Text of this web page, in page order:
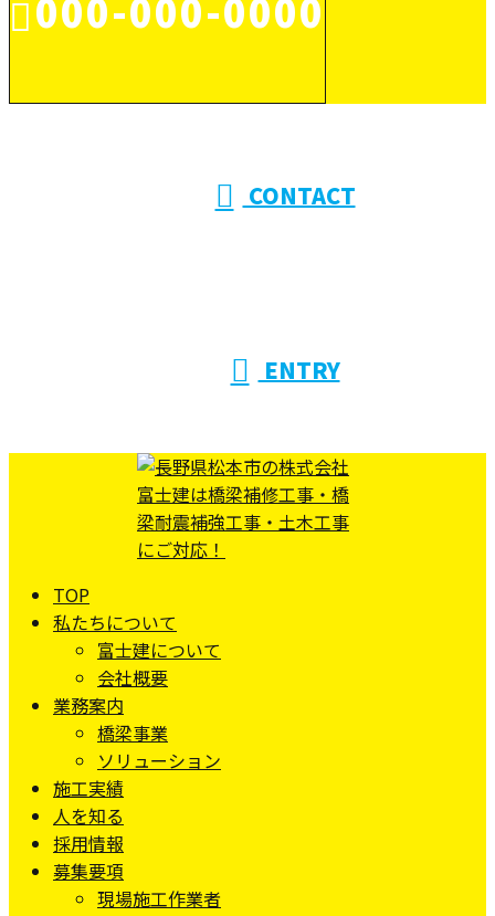
CONTACT
ENTRY
TOP
私たちについて
富士建について
会社概要
業務案内
橋梁事業
ソリューション
施工実績
人を知る
採用情報
募集要項
現場施工作業者